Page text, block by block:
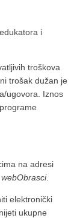
i
troškova
trošak dužan je
ugovora. Iznos
na adresi
webObrasci.
elektronički
ukupne